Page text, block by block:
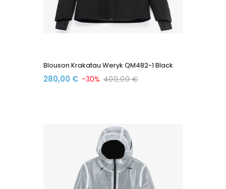
Blouson Krakatau Weryk QM482-1 Black
280,00 € -30% 400,00 €